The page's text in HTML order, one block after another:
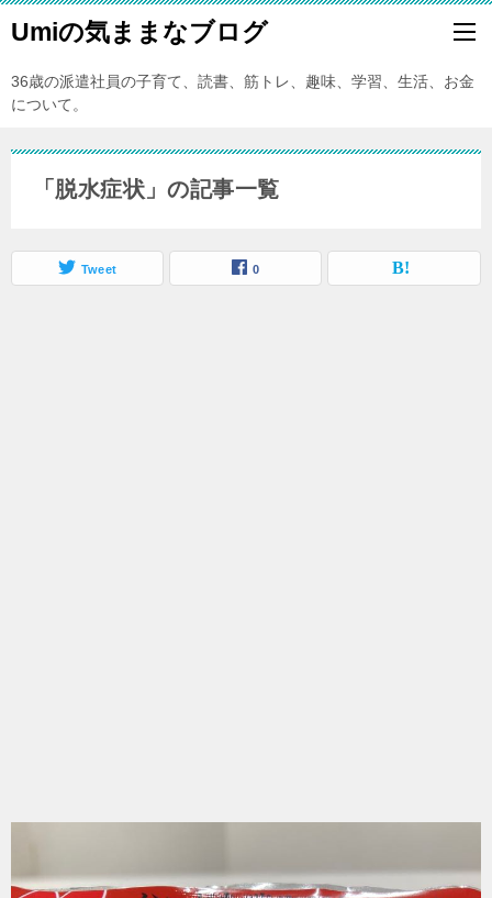
Umiの気ままなブログ
36歳の派遣社員の子育て、読書、筋トレ、趣味、学習、生活、お金
について。
「脱水症状」の記事一覧
Tweet 0